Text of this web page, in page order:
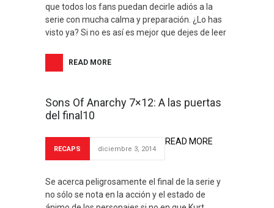
que todos los fans puedan decirle adiós a la
serie con mucha calma y preparación. ¿Lo has
visto ya? Si no es así es mejor que dejes de leer
READ MORE
Sons Of Anarchy 7×12: A las puertas
del final10
RECAPS diciembre 3, 2014
Se acerca peligrosamente el final de la serie y
no sólo se nota en la acción y el estado de
READ MORE